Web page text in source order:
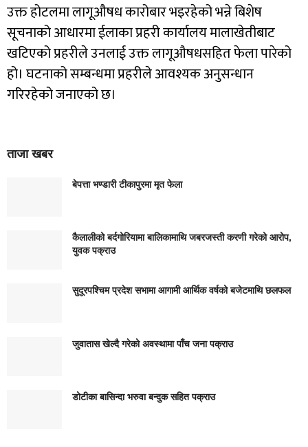
उक्त होटलमा लागूऔषध कारोबार भइरहेको भन्ने बिशेष
सूचनाको आधारमा ईलाका प्रहरी कार्यालय मालाखेतीबाट
खटिएको प्रहरीले उनलाई उक्त लागूऔषधसहित फेला पारेको
हो। घटनाको सम्बन्धमा प्रहरीले आवश्यक अनुसन्धान
गरिरहेको जनाएको छ।
ताजा खबर
बेपत्ता भण्डारी टीकापुरमा मृत फेला
कैलालीको बर्दगोरियामा बालिकामाथि जबरजस्ती करणी गरेको आरोप,
युवक पक्राउ
सुदूरपश्चिम प्रदेश सभामा आगामी आर्थिक वर्षको बजेटमाथि छलफल
जुवातास खेल्दै गरेको अवस्थामा पाँच जना पक्राउ
डोटीका बासिन्दा भरुवा बन्दुक सहित पक्राउ